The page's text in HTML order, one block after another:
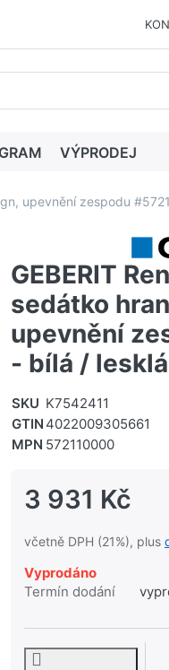
při zadávání.
VÝPRODEJ
upevnění zespodu
GEBERIT
sedátko
upevnění
- bílá / lesklá
SKU K7542411
GTIN 4022009305661
MPN 572110000
3 931 Kč
včetně DPH (21%), plus
Vyprodáno
Termín dodání